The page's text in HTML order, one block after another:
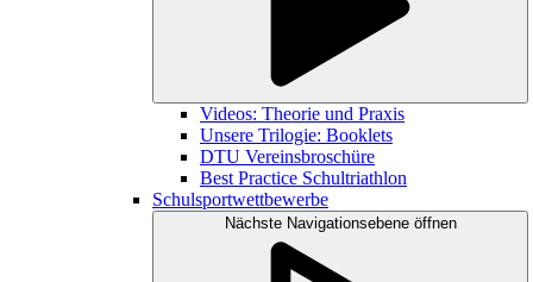
Videos: Theorie und Praxis
Unsere Trilogie: Booklets
DTU Vereinsbroschüre
Best Practice Schultriathlon
Schulsportwettbewerbe
Nächste Navigationsebene öffnen